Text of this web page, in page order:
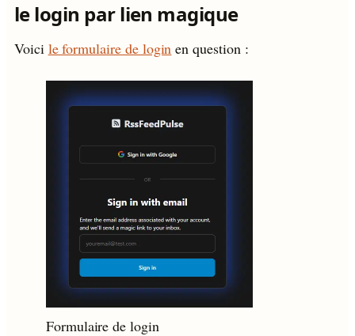
le login par lien magique
Voici le formulaire de login en question :
Formulaire de login